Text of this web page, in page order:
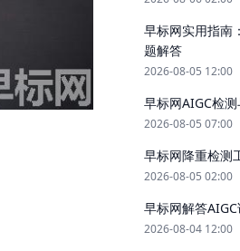
早标网实用指南
题解答
2026-08-05 12:00
早标网AIGC检
2026-08-05 07:00
早标网降重检测
2026-08-05 02:00
早标网解答
2026-08-04 12:00